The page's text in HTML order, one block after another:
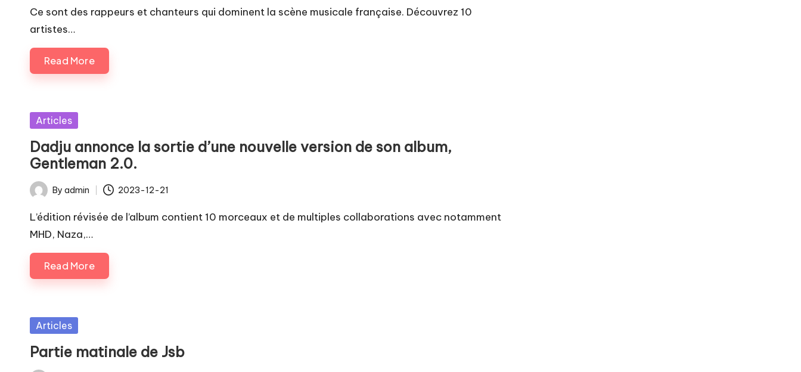
by
Ce sont des rappeurs et chanteurs qui dominent la scène musicale française. Découvrez 10
artistes…
Read More
Posted
Articles
Dadju annonce la sortie d’une nouvelle version de son album,
Gentleman 2.0.
Posted
by
By admin 2023-12-21
L’édition révisée de l’album contient 10 morceaux et de multiples collaborations avec notamment
MHD, Naza,…
Read More
Posted
Articles
Partie matinale de Jsb